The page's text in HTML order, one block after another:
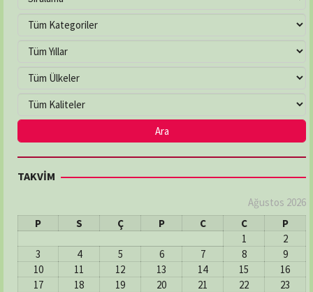
TAKVİM
Ağustos 2026
P
S Ç P C C
P
1
2
3
4 5 6 7 8
9
10
11 12 13 14 15
16
17
18 19 20 21 22
23